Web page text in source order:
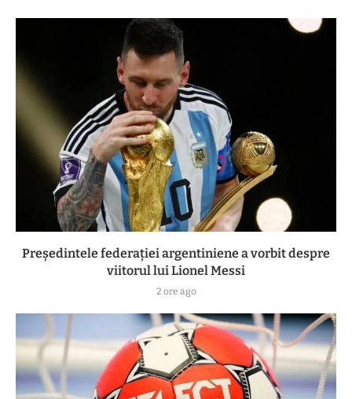
Președintele federației argentiniene a vorbit despre
viitorul lui Lionel Messi
2 ore ago